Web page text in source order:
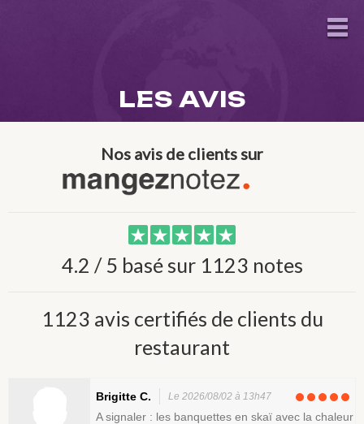
LES AVIS
Nos avis de clients sur
4.2 / 5 basé sur 1123 notes
1123 avis certifiés de clients du
restaurant
Brigitte C. Le 2026/08/02 à 13h47
A signaler : les banquettes en skaï avec la chaleur